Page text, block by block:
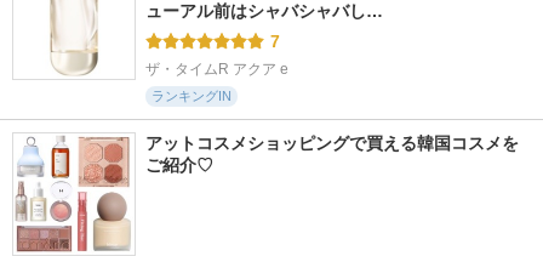
ューアル前はシャバシャバし…
7
ザ・タイムR アクア e
ランキングIN
アットコスメショッピングで買える韓国コスメを
ご紹介♡